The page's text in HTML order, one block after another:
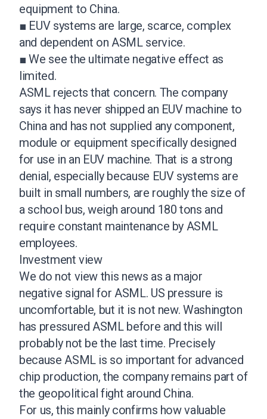
equipment to China.
■ EUV systems are large, scarce, complex
and dependent on ASML service.
■ We see the ultimate negative effect as
limited.
ASML rejects that concern. The company
says it has never shipped an EUV machine to
China and has not supplied any component,
module or equipment specifically designed
for use in an EUV machine. That is a strong
denial, especially because EUV systems are
built in small numbers, are roughly the size of
a school bus, weigh around 180 tons and
require constant maintenance by ASML
employees.
Investment view
We do not view this news as a major
negative signal for ASML. US pressure is
uncomfortable, but it is not new. Washington
has pressured ASML before and this will
probably not be the last time. Precisely
because ASML is so important for advanced
chip production, the company remains part of
the geopolitical fight around China.
For us, this mainly confirms how valuable